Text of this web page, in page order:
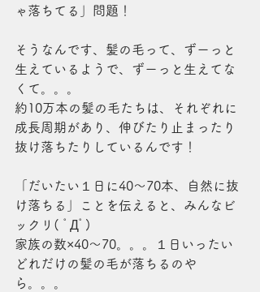
ゃ落ちてる」問題！
そうなんです、髪の毛って、ずーっと
生えているようで、ずーっと生えてな
くて。。。
約10万本の髪の毛たちは、それぞれに
成長周期があり、伸びたり止まったり
抜け落ちたりしているんです！
「だいたい１日に40～70本、自然に抜
け落ちる」ことを伝えると、みんなビ
ックリ( ﾟДﾟ)
家族の数×40～70。。。１日いったい
どれだけの髪の毛が落ちるのや
ら。。。